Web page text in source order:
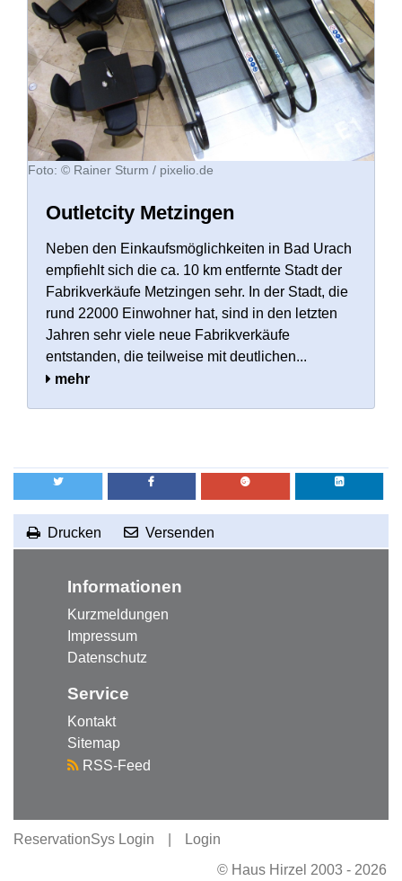
Outletcity Metzingen
Neben den Einkaufsmöglichkeiten in Bad Urach
empfiehlt sich die ca. 10 km entfernte Stadt der
Fabrikverkäufe Metzingen sehr. In der Stadt, die
rund 22000 Einwohner hat, sind in den letzten
Jahren sehr viele neue Fabrikverkäufe
entstanden, die teilweise mit deutlichen...
mehr
Foto: © Rainer Sturm / pixelio.de
Drucken Versenden
Informationen
Kurzmeldungen
Impressum
Datenschutz
Service
Kontakt
Sitemap
RSS-Feed
ReservationSys Login
Login
© Haus Hirzel 2003 - 2026